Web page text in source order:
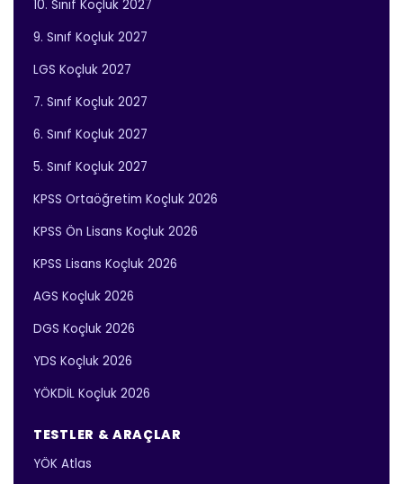
10. Sınıf Koçluk 2027
9. Sınıf Koçluk 2027
LGS Koçluk 2027
7. Sınıf Koçluk 2027
6. Sınıf Koçluk 2027
5. Sınıf Koçluk 2027
KPSS Ortaöğretim Koçluk 2026
KPSS Ön Lisans Koçluk 2026
KPSS Lisans Koçluk 2026
AGS Koçluk 2026
DGS Koçluk 2026
YDS Koçluk 2026
YÖKDİL Koçluk 2026
TESTLER & ARAÇLAR
YÖK Atlas